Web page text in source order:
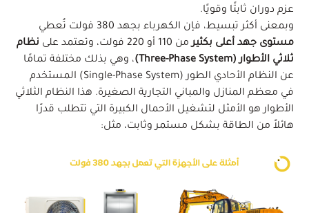
عزم دوران ثابتًا وقويًا.
وبمعنى أكثر تبسيط، فإن الكهرباء بجهد 380 فولت تُعطي
مستوى جهد أعلى بكثيرمن 110 أو 220 فولت، وتعتمد على
نظام
ثلاثي الأطوار (Three-Phase System)
، وهي بذلك مختلفة تمامًا
عن النظام الأحادي الطور (Single-Phase System) المستخدم
في معظم المنازل والمباني التجارية الصغيرة. هذا النظام الثلاثي
الأطوار هو الأمثل لتشغيل الأحمال الكبيرة التي تتطلب قدرًا
هائلاً من الطاقة بشكل مستمر وثابت، مثل: